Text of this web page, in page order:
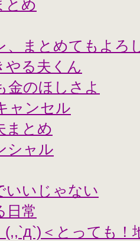
とめ
、まとめてもよろ
やる夫くん
金のほしさよ
ャンセル
まとめ
シャル
いいじゃない
日常
＜とっても！